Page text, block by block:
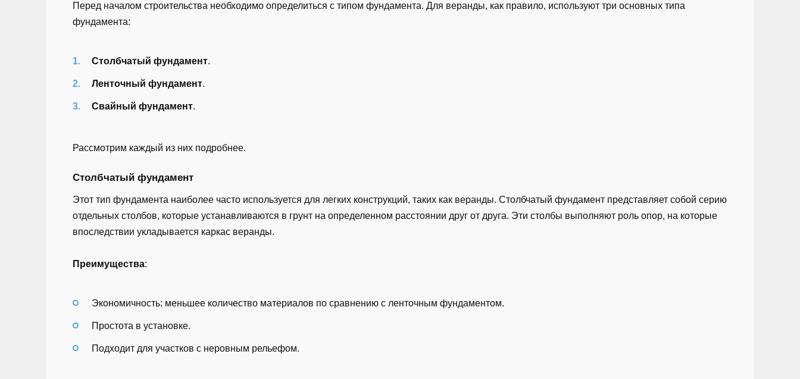
Перед началом строительства необходимо определиться с типом фундамента. Для веранды, как правило, используют три основных типа
фундамента:
Столбчатый фундамент.
Ленточный фундамент.
Свайный фундамент.
Рассмотрим каждый из них подробнее.
Столбчатый фундамент
Этот тип фундамента наиболее часто используется для легких конструкций, таких как веранды. Столбчатый фундамент представляет собой серию
отдельных столбов, которые устанавливаются в грунт на определенном расстоянии друг от друга. Эти столбы выполняют роль опор, на которые
впоследствии укладывается каркас веранды.
Преимущества:
Экономичность: меньшее количество материалов по сравнению с ленточным фундаментом.
Простота в установке.
Подходит для участков с неровным рельефом.